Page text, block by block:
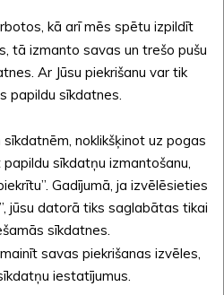
apbūves teritoriju
publiskās apspriešanas
līdz 17. septembrim.
notiks Alūksnes novada
Dārza ielā 11, Alūksne,
var iepazīties arī valsts
portālā
lokālplānojuma redakcijas
iepazīties Klientu
ielā 11, Alūksnē, Alūksnes
kā arī mēs spētu izpildīt
tā izmanto savas un trešo pušu
Ar Jūsu piekrišanu var tik
papildu sīkdatnes.
noklikšķinot uz pogas
sīkdatņu izmantošanu,
Gadījumā, ja izvēlēsieties
jūsu datorā tiks saglabātas tikai
sīkdatnes.
savas piekrišanas izvēles,
iestatījumus.